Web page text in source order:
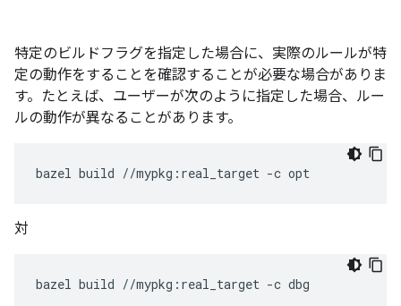
特定のビルドフラグを指定した場合に、実際のルールが特
定の動作をすることを確認することが必要な場合がありま
す。たとえば、ユーザーが次のように指定した場合、ルー
ルの動作が異なることがあります。
bazel build //mypkg:real_target -c
対
bazel build //mypkg:real_target -c